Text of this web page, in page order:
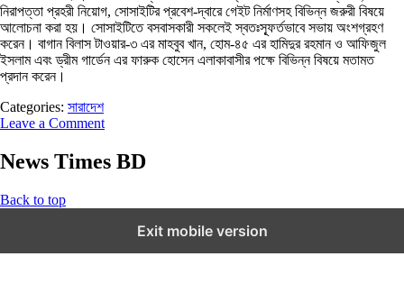
নিরাপত্তা প্রহরী নিয়োগ, সোসাইটির প্রবেশ-দ্বারে গেইট নির্মাণসহ বিভিন্ন জরুরী বিষয়ে
আলোচনা করা হয়। সোসাইটিতে বসবাসকারী সকলেই স্বতঃস্ফূর্তভাবে সভায় অংশগ্রহণ
করেন। বাগান বিলাস টাওয়ার-৩ এর মাহবুব খান, হোম-৪৫ এর হামিদুর রহমান ও আফিজুল
ইসলাম এবং ড্রীম গার্ডেন এর ফারুক হোসেন এলাকাবাসীর পক্ষে বিভিন্ন বিষয়ে মতামত
প্রদান করেন।
Categories: সারাদেশ
Leave a Comment
News Times BD
Back to top
Exit mobile version